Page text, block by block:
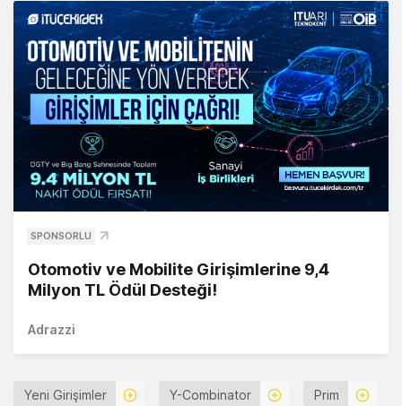
SPONSORLU
Otomotiv ve Mobilite Girişimlerine 9,4
Milyon TL Ödül Desteği!
Adrazzi
Yeni Girişimler Y-Combinator Prim